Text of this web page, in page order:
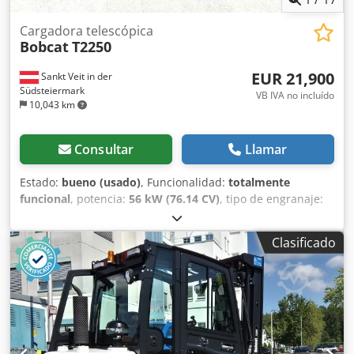
Sankt Veit in der
Südsteiermark
10,043 km
Cargadora telescópica
BobcatT2250
EUR 21,900
VB IVA no incluído
Consultar Llamar
Estado: bueno (usado), Funcionalidad: totalmente
funcional, potencia: 56 kW (76.14 CV), tipo de engranaje:
, tipo de combustible:
elevación:2,200 kg/m, Año de fabricación:2008, horas de
funcionamiento:4,871 h, Equipamiento:
cabina, horquillas
para palés , Cargadora telescópica BOBCAT T2250 Año de
fabricación: 2008 Según contador: 4.871 horas Capacidad
de elevación: 2,2 toneladas Cedpfx Ahszr En Iohsrf Altura
de elevación: 5 metros Potencia: 56 kW Transmisión
hidrostática de 2 velocidades Altura total: solo 198 cm
Ancho total: solo 190 cm - Incluye horquilla - Acoplamiento
Clasificado